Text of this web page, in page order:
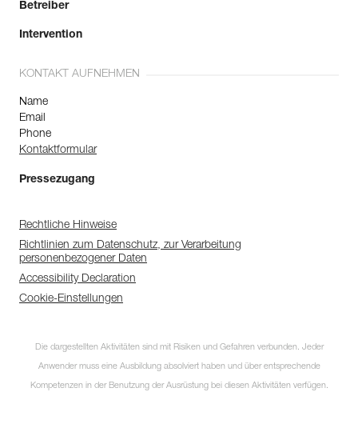
Betreiber
Intervention
KONTAKT AUFNEHMEN
Name
Email
Phone
Kontaktformular
Pressezugang
Rechtliche Hinweise
Richtlinien zum Datenschutz, zur Verarbeitung
personenbezogener Daten
Accessibility Declaration
Cookie-Einstellungen
Die dargestellten Aktivitäten sind mit Risiken und Gefahren verbunden. Jeder
Anwender muss eine Ausbildung absolviert haben und über entsprechende
Kompetenzen in der Benutzung der Ausrüstung bei diesen Aktivitäten verfügen.